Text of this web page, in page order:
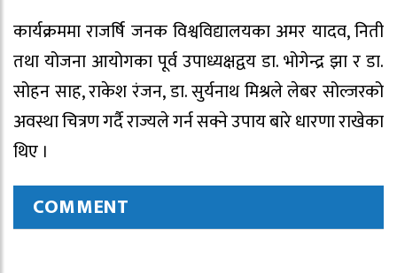
कार्यक्रममा राजर्षि जनक विश्वविद्यालयका अमर यादव, निती
तथा योजना आयोगका पूर्व उपाध्यक्षद्वय डा. भोगेन्द्र झा र डा.
सोहन साह, राकेश रंजन, डा. सुर्यनाथ मिश्रले लेबर सोल्जरको
अवस्था चित्रण गर्दै राज्यले गर्न सक्ने उपाय बारे धारणा राखेका
थिए ।
COMMENT